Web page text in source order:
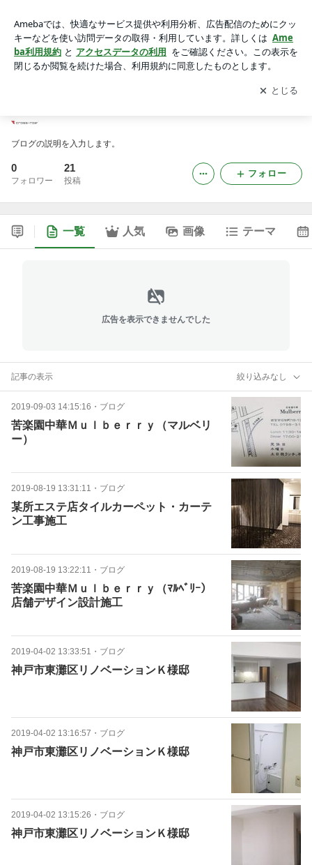
アプリをダウンロードして ブログの更新通知
を受け取りまし
ょう。
開く
ブログの説明を入力します。
0
フォロワー
21
投稿
フォロー
一覧 人気 画像 テーマ
広告を表示できませんでした
記事の表示 絞り込みなし
2019-09-03 14:15:16 ・ ブログ
苦楽園中華Ｍｕｌｂｅｒｒｙ（マルベリ
ー）
2019-08-19 13:31:11 ・ ブログ
某所エステ店タイルカーペット・カーテ
ン工事施工
2019-08-19 13:22:11 ・ ブログ
苦楽園中華Ｍｕｌｂｅｒｒｙ（ﾏﾙﾍﾞﾘｰ）
店舗デザイン設計施工
2019-04-02 13:33:51 ・ ブログ
神戸市東灘区リノベーションＫ様邸
2019-04-02 13:16:57 ・ ブログ
神戸市東灘区リノベーションＫ様邸
2019-04-02 13:15:26 ・ ブログ
神戸市東灘区リノベーションＫ様邸